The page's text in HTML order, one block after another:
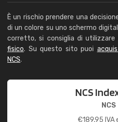
È un rischio prendere una
di un colore su uno schermo
corretto, si consiglia di utilizzare
fisico. Su questo sito puoi
NCS.
NCS
NCS
€189,95 IVA